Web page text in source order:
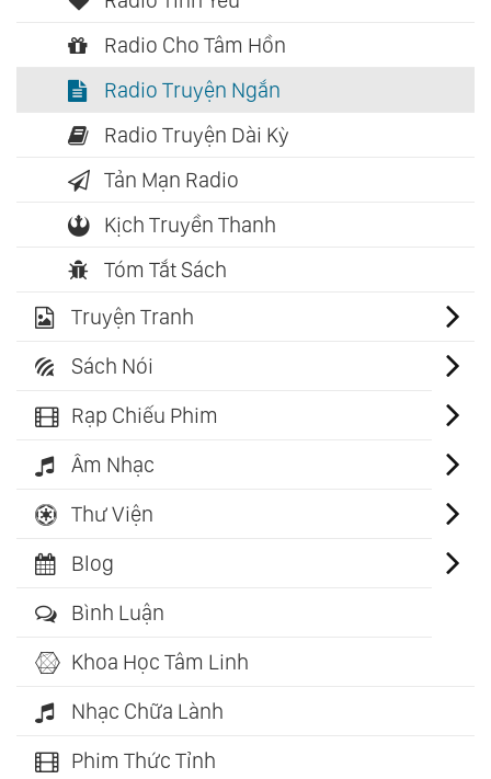
Radio Cho Tâm Hồn
Radio Truyện Ngắn
Radio Truyện Dài Kỳ
Tản Mạn Radio
Kịch Truyền Thanh
Tóm Tắt Sách
Truyện Tranh
Sách Nói
Rạp Chiếu Phim
Âm Nhạc
Thư Viện
Blog
Bình Luận
Khoa Học Tâm Linh
Nhạc Chữa Lành
Phim Thức Tỉnh